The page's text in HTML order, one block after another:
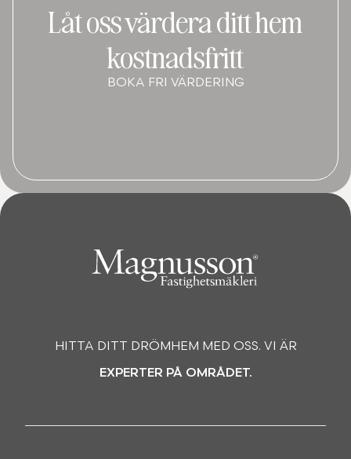
Låt oss värdera ditt hem
kostnadsfritt
BOKA FRI VÄRDERING
HITTA DITT DRÖMHEM MED OSS. VI ÄR
EXPERTER PÅ OMRÅDET.